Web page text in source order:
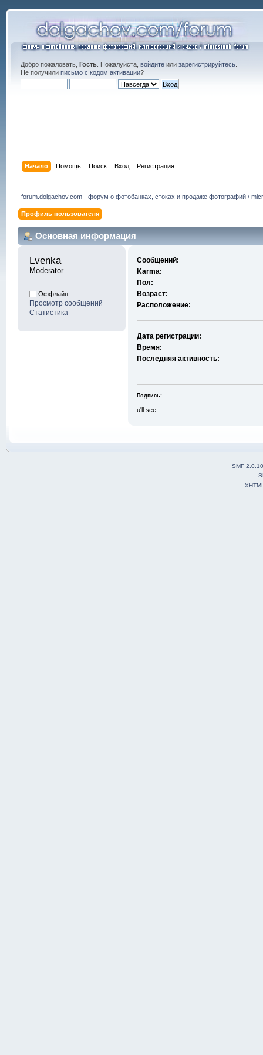
Добро пожаловать, Гость. Пожалуйста, войдитеили зарегистрируйтесь.
Не получили письмо с кодом активации?
Начало Помощь Поиск Вход Регистрация
forum.dolgachov.com - форум о фотобанках, стоках и продаже фотографий /
Профиль пользователя
Основная информация
Lvenka
Moderator
Оффлайн
Просмотр сообщений
Статистика
Сообщений:
Karma:
Пол:
Возраст:
Расположение:
Дата регистрации:
Время:
Последняя активность:
Подпись:
u'll see..
SMF